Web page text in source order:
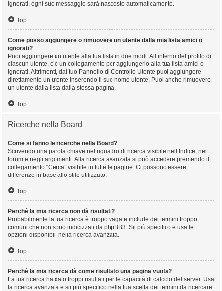
ignorati, ogni suo messaggio sarà nascosto automaticamente.
Top
Come posso aggiungere o rimuovere un utente dalla mia lista amici o
ignorati?
Puoi aggiungere un utente alla tua lista in due modi. All’interno del profilo di
ciascun utente, c’è un collegamento per aggiungerlo alla tua lista amici o
ignorati. Altrimenti, dal tuo Pannello di Controllo Utente puoi aggiungere
direttamente un utente inserendo il suo nome utente. Puoi anche rimuovere
un utente dalla lista dalla stessa pagina.
Top
Ricerche nella Board
Come si fanno le ricerche nella Board?
Scrivendo una parola chiave nel riquadro di ricerca visibile nell’Indice, nei
forum e negli argomenti. Alla ricerca avanzata si può accedere premendo il
collegamento “Cerca” visibile in tutte le pagine. Ci possono essere
differenze in base allo stile utilizzato.
Top
Perché la mia ricerca non dà risultati?
Probabilmente la tua ricerca è troppo vaga e include dei termini troppo
comuni che non sono indicizzati da phpBB3. Sii più specifico e usa le
opzioni disponibili nella ricerca avanzata.
Top
Perché la mia ricerca dà come risultato una pagina vuota?
La tua ricerca ha dato troppi risultati per le capacità di calcolo del server. Usa
la ricerca avanzata e sii più specifico nella tua scelta dei termini da ricercare